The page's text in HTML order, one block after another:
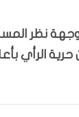
وجهة نظر
الرأي